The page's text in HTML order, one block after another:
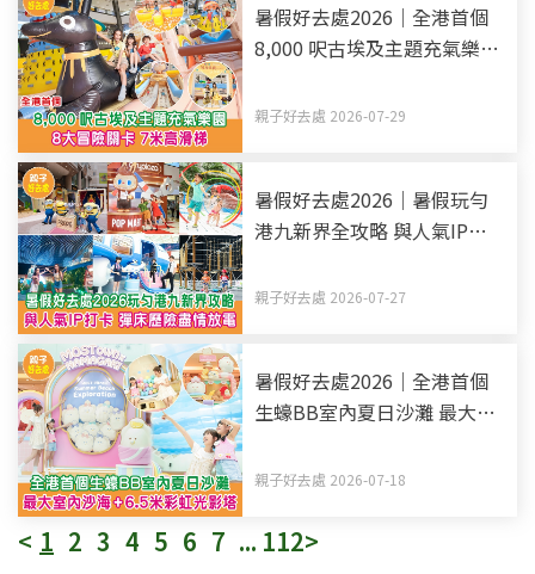
暑假好去處2026｜全港首個
8,000 呎古埃及主題充氣樂園
親子好去處 2026-07-29
暑假好去處2026｜暑假玩勻
港九新界全攻略 與人氣IP打
更新）
親子好去處 2026-07-27
暑假好去處2026｜全港首個
生蠔BB室內夏日沙灘 最大室
親子好去處 2026-07-18
< 1 2 3 4 5 6 7 ... 112>